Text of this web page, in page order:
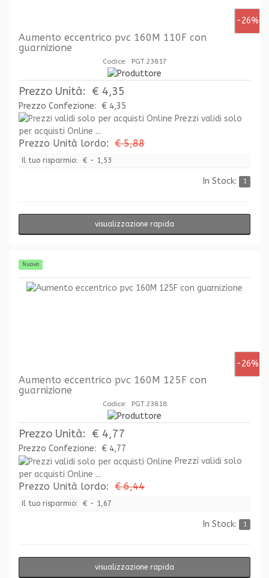
-26%
Aumento eccentrico pvc 160M 110F con
guarnizione
Codice: PGT.23817
Prezzo Unità: € 4,35
Prezzo Confezione:
€ 4,35
Prezzi validi solo
per acquisti Online ...
Prezzo Unità lordo: € 5,88
Il tuo risparmio: € - 1,53
In Stock: 1
visualizzazione rapida
Nuovo
-26%
Aumento eccentrico pvc 160M 125F con
guarnizione
Codice: PGT.23818
Prezzo Unità: € 4,77
Prezzo Confezione:
€ 4,77
Prezzi validi solo
per acquisti Online ...
Prezzo Unità lordo: € 6,44
Il tuo risparmio: € - 1,67
In Stock: 1
visualizzazione rapida